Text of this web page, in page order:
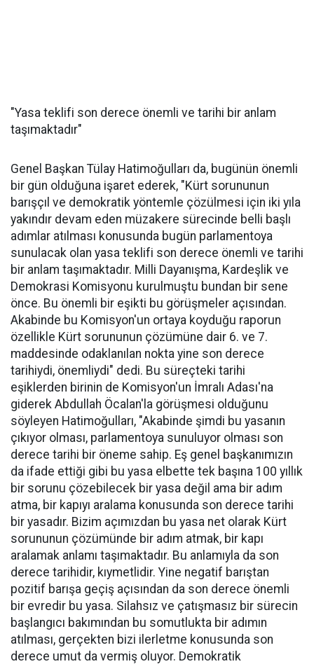
"Yasa teklifi son derece önemli ve tarihi bir anlam
taşımaktadır"
Genel Başkan Tülay Hatimoğulları da, bugünün önemli
bir gün olduğuna işaret ederek, "Kürt sorununun
barışçıl ve demokratik yöntemle çözülmesi için iki yıla
yakındır devam eden müzakere sürecinde belli başlı
adımlar atılması konusunda bugün parlamentoya
sunulacak olan yasa teklifi son derece önemli ve tarihi
bir anlam taşımaktadır. Milli Dayanışma, Kardeşlik ve
Demokrasi Komisyonu kurulmuştu bundan bir sene
önce. Bu önemli bir eşikti bu görüşmeler açısından.
Akabinde bu Komisyon'un ortaya koyduğu raporun
özellikle Kürt sorununun çözümüne dair 6. ve 7.
maddesinde odaklanılan nokta yine son derece
tarihiydi, önemliydi" dedi. Bu süreçteki tarihi
eşiklerden birinin de Komisyon'un İmralı Adası'na
giderek Abdullah Öcalan'la görüşmesi olduğunu
söyleyen Hatimoğulları, "Akabinde şimdi bu yasanın
çıkıyor olması, parlamentoya sunuluyor olması son
derece tarihi bir öneme sahip. Eş genel başkanımızın
da ifade ettiği gibi bu yasa elbette tek başına 100 yıllık
bir sorunu çözebilecek bir yasa değil ama bir adım
atma, bir kapıyı aralama konusunda son derece tarihi
bir yasadır. Bizim açımızdan bu yasa net olarak Kürt
sorununun çözümünde bir adım atmak, bir kapı
aralamak anlamı taşımaktadır. Bu anlamıyla da son
derece tarihidir, kıymetlidir. Yine negatif barıştan
pozitif barışa geçiş açısından da son derece önemli
bir evredir bu yasa. Silahsız ve çatışmasız bir sürecin
başlangıcı bakımından bu somutlukta bir adımın
atılması, gerçekten bizi ilerletme konusunda son
derece umut da vermiş oluyor. Demokratik